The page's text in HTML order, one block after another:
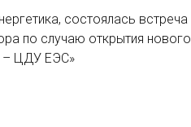
состоялась
по случаю открытия
– ЦДУ ЕЭС»